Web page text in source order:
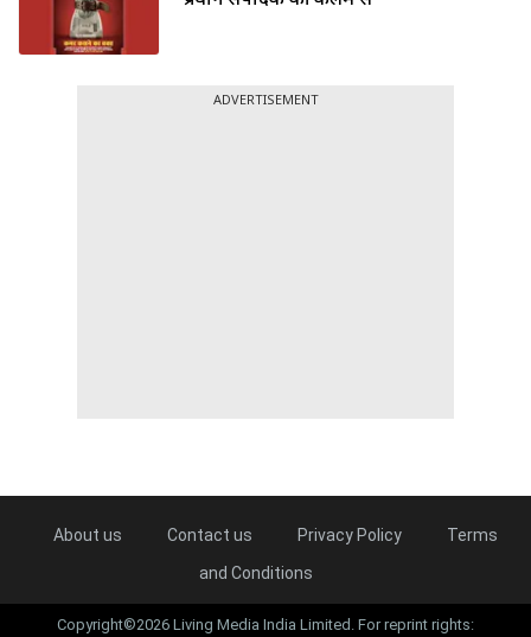
ADVERTISEMENT
About us Contact us Privacy Policy
Terms
and Conditions
Copyright©2026 Living Media India Limited. For reprint rights: